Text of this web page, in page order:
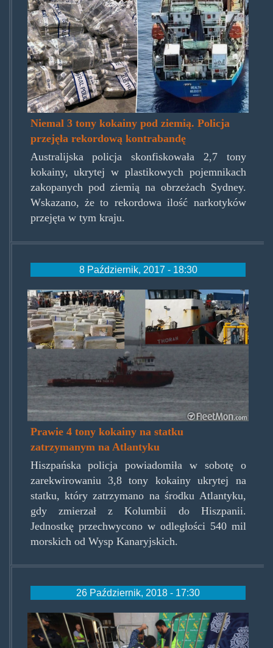
27_tony_kokainy.jpg
Niemal 3 tony kokainy pod ziemią. Policja
przejęła rekordową kontrabandę
Australijska policja skonfiskowała 2,7 tony
kokainy, ukrytej w plastikowych pojemnikach
zakopanych pod ziemią na obrzeżach Sydney.
Wskazano, że to rekordowa ilość narkotyków
przejęta w tym kraju.
8 Październik, 2017 - 18:30
thoran.jpg
Prawie 4 tony kokainy na statku
zatrzymanym na Atlantyku
Hiszpańska policja powiadomiła w sobotę o
zarekwirowaniu 3,8 tony kokainy ukrytej na
statku, który zatrzymano na środku Atlantyku,
gdy zmierzał z Kolumbii do Hiszpanii.
Jednostkę przechwycono w odległości 540 mil
morskich od Wysp Kanaryjskich.
26 Październik, 2018 - 17:30
owocowykartel261018.jpg